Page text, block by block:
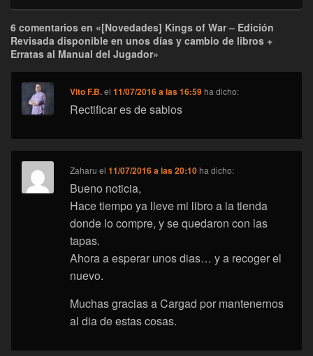
6 comentarios en «[Novedades] Kings of War – Edición
Revisada disponible en unos días y cambio de libros +
Erratas al Manual del Jugador»
Vito F.B.el11/07/2016 a las 16:59 ha dicho:
Rectificar es de sabios
Zaharu el11/07/2016 a las 20:10 ha dicho:
Bueno noticia,
Hace tiempo ya lleve mi libro a la tienda
donde lo compre, y se quedaron con las
tapas.
Ahora a esperar unos dias… y a recoger el
nuevo.
Muchas gracias a Cargad por mantenernos
al dia de estas cosas.